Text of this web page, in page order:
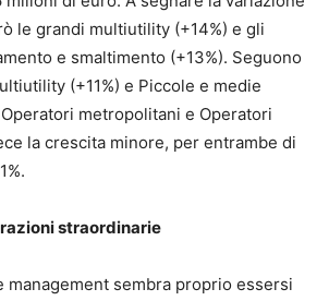
le grandi multiutility (+14%) e gli
e smaltimento (+13%). Seguono
(+11%) e Piccole e medie
metropolitani e Operatori
la crescita minore, per entrambe di
straordinarie
management sembra proprio essersi